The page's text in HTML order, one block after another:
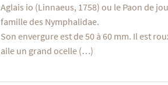
Actualités
Aglais io (Linnaeus, 1758) ou le Paon de
famille des Nymphalidae.
Son envergure est de 50 à 60 mm. Il est
aile un grand ocelle (…)